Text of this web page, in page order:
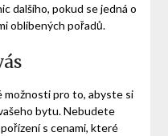
dalšího, pokud se jedná o
oblíbených pořadů.
možnosti pro to, abyste si
bytu. Nebudete
s cenami, které